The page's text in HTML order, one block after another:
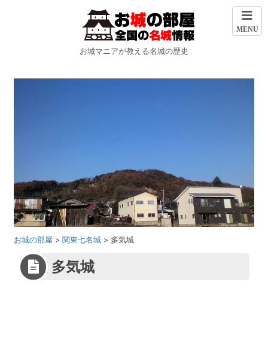
MENU
お城マニアが教える名城の歴史
お城の部屋 > 関東七名城> 多気城
多気城